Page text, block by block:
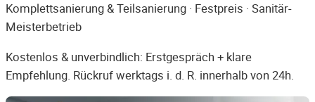
Komplettsanierung & Teilsanierung · Festpreis · Sanitär-
Meisterbetrieb
Kostenlos & unverbindlich: Erstgespräch + klare
Empfehlung. Rückruf werktags i. d. R. innerhalb von 24h.